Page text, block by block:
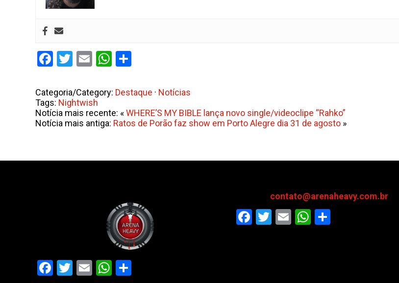
Facebook
Twitter
EmailWhatsApp
Categoria/Category: Destaque · Notícias
Tags: Nightwish
Notícia mais recente: «WHERE’S MY BIBLE lança novo single/videoclipe “Rahko”
Notícia mais antiga: Ratos de Porão faz show em Porto Alegre dia 31 de agosto »
Facebook
Twitter
EmailWhatsApp
contato@arenaheavy.com.br
Facebook
Twitter
EmailWhatsApp